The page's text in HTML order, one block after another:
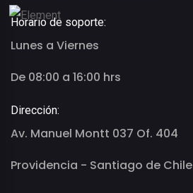
Horario de soporte:
Lunes a Viernes
De 08:00 a 16:00 hrs
Dirección:
Av. Manuel Montt 037 Of. 404
Providencia - Santiago de Chile